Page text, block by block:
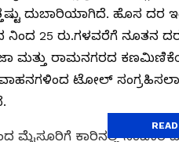
ದುಬಾರಿಯಾಗಿದೆ. ಹೊಸ ದರ
ನಿಂದ 25 ರು.ಗಳವರೆಗೆ ನೂತನ
ಮತ್ತು ರಾಮನಗರದ
ಟೋಲ್
ಮೈಸೂರಿಗೆ ಕಾರಿನಲ್ಲಿ